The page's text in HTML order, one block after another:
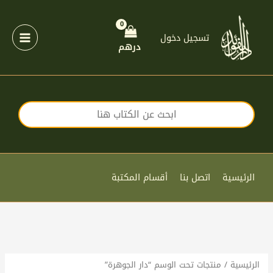
المحتوى
تسجيل دخول
درهم
الرئيسية اتصل بنا أقسام المكتبة
الرئيسية / منتجات تحت الوسم “دار الجوهرة”